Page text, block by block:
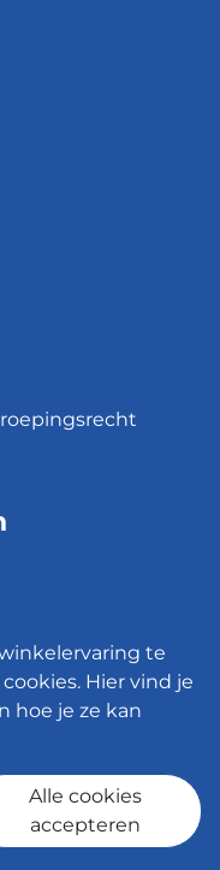
te
Hier vind je
hoe je ze kan
Alle cookies
accepteren